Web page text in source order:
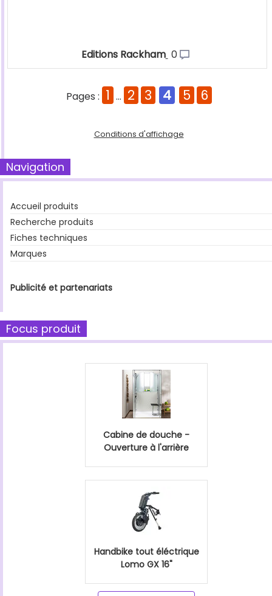
Editions Rackham 0
Pages : 1 ... 2 3 4 5 6
Conditions d'affichage
Navigation
Accueil produits
Recherche produits
Fiches techniques
Marques
Publicité et partenariats
Focus produit
Cabine de douche -
Ouverture à l'arrière
Handbike tout éléctrique
Lomo GX 16"